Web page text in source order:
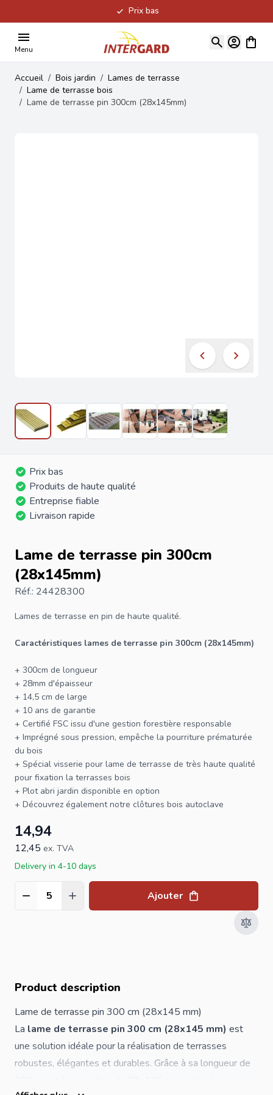
Prix bas
Menu
Voir
Accueil / Bois jardin / Lames de terrasse
/ Lame de terrasse bois
/ Lame de terrasse pin 300cm (28x145mm)
Prix bas
Produits de haute qualité
Entreprise fiable
Livraison rapide
Lame de terrasse pin 300cm
(28x145mm)
Réf.: 24428300
Lames de terrasse en pin de haute qualité.
Caractéristiques lames de terrasse pin 300cm (28x145mm)
+ 300cm de longueur
+ 28mm d'épaisseur
+ 14,5 cm de large
+ 10 ans de garantie
+ Certifié FSC issu d'une gestion forestière responsable
+ Imprégné sous pression, empêche la pourriture prématurée
du bois
+ Spécial visserie pour lame de terrasse de très haute qualité
pour fixation la terrasses bois
+ Plot abri jardin disponible en option
+ Découvrez également notre clôtures bois autoclave
14,94
12,45 ex. TVA
Delivery in 4-10 days
Quantité Ajouter
Product description
Lame de terrasse pin 300 cm (28x145 mm)
La lame de terrasse pin 300 cm (28x145 mm) est
une solution idéale pour la réalisation de terrasses
robustes, élégantes et durables. Grâce à sa longueur de